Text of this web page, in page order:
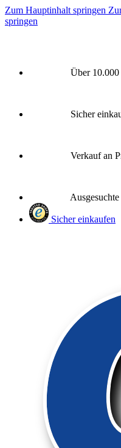
Zum Hauptinhalt springen
springen
Über
Sicher
Verkauf an
Sicher einkaufen